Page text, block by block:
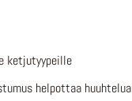
ketjutyypeille
helpottaa huuhtelua